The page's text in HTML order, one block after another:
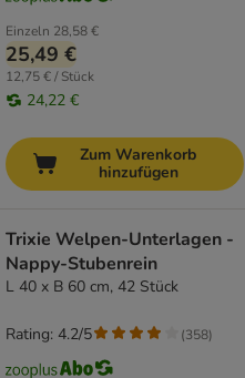
Einzeln 28,58 €
25,49 €
12,75 € / Stück
24,22 €
Zum Warenkorb
hinzufügen
Trixie Welpen-Unterlagen -
Nappy-Stubenrein
L 40 x B 60 cm, 42 Stück
Rating: 4.2/5 (358)